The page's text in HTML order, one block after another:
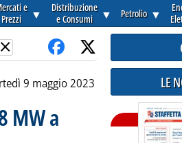
e
Prezzi
▼
Distribuzione
e Consumi
▼ Petrolio ▼
9 maggio 2023
MW a
LE